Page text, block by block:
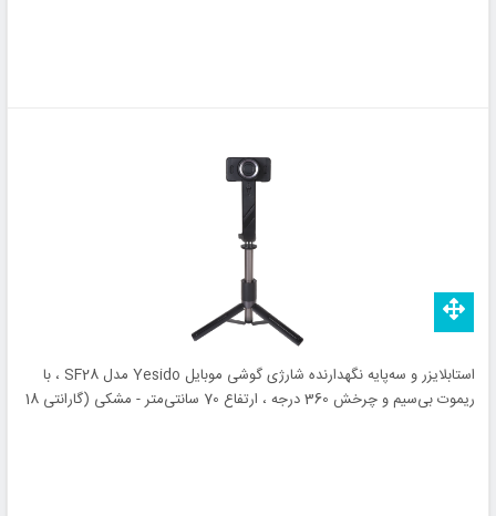
استابلایزر و سه‌پایه نگهدارنده شارژی گوشی موبایل Yesido مدل SF28 ، با
ریموت بی‌سیم و چرخش 360 درجه ، ارتفاع 70 سانتی‌متر - مشکی (گارانتی 18